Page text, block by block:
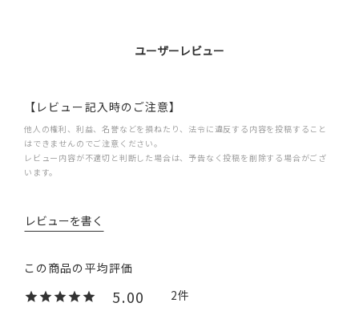
ユーザーレビュー
【レビュー記入時のご注意】
他人の権利、利益、名誉などを損ねたり、法令に違反する内容を投稿すること
はできませんのでご注意ください。
レビュー内容が不適切と判断した場合は、予告なく投稿を削除する場合がござ
います。
5.00 2
レビューを書く